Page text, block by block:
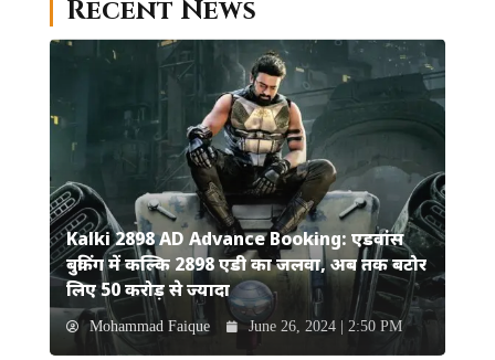
Recent News
Kalki 2898 AD Advance Booking: एडवांस
बुकिंग में कल्कि 2898 एडी का जलवा, अब तक बटोर
लिए 50 करोड़ से ज्यादा
Mohammad Faique June 26, 2024 | 2:50 PM